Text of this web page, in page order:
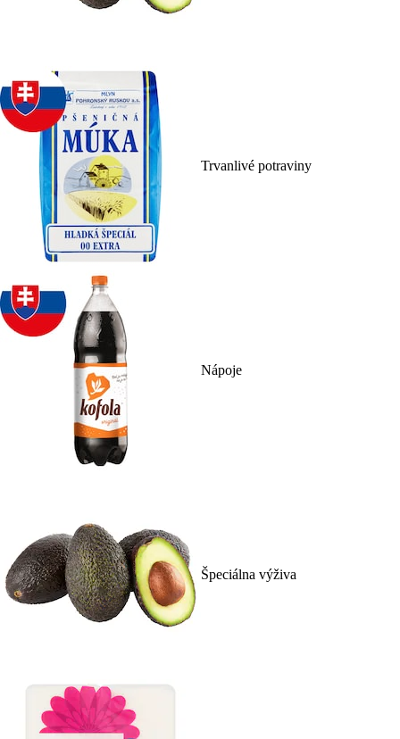
Trvanlivé potraviny
Nápoje
Špeciálna výživa